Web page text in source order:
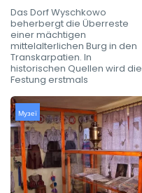
Das Dorf Wyschkowo
beherbergt die Überreste
einer mächtigen
mittelalterlichen Burg in den
Transkarpatien. In
historischen Quellen wird die
Festung erstmals
Музеї